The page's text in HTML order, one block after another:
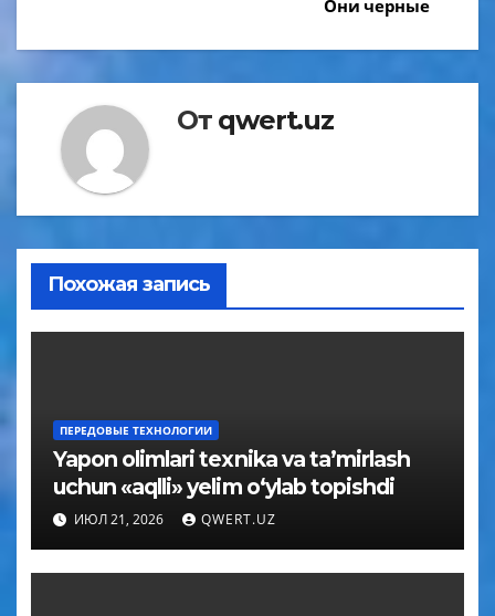
Они черные
От qwert.uz
Похожая запись
ПЕРЕДОВЫЕ ТЕХНОЛОГИИ
Yapon olimlari texnika va ta’mirlash
uchun «aqlli» yelim o‘ylab topishdi
ИЮЛ 21, 2026 QWERT.UZ